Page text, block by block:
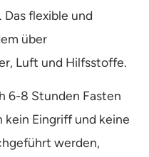
Das flexible und
über
Luft und Hilfsstoffe.
6-8 Stunden Fasten
Eingriff und keine
werden,